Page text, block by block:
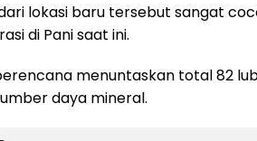
lokasi baru tersebut sangat
di Pani saat ini.
menuntaskan total 82
daya mineral.